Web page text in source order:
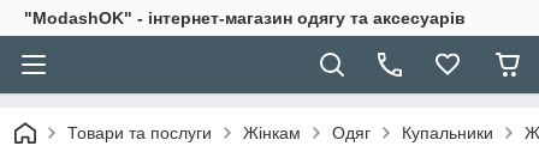
"ModashOK" - інтернет-магазин одягу та аксесуарів
Товари та послуги Жінкам Одяг Купальники